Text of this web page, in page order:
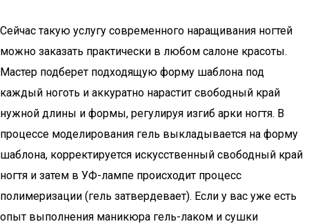
Сейчас такую услугу современного наращивания ногтей
можно заказать практически в любом салоне красоты.
Мастер подберет подходящую форму шаблона под
каждый ноготь и аккуратно нарастит свободный край
нужной длины и формы, регулируя изгиб арки ногтя. В
процессе моделирования гель выкладывается на форму
шаблона, корректируется искусственный свободный край
ногтя и затем в УФ-лампе происходит процесс
полимеризации (гель затвердевает). Если у вас уже есть
опыт выполнения маникюра гель-лаком и сушки